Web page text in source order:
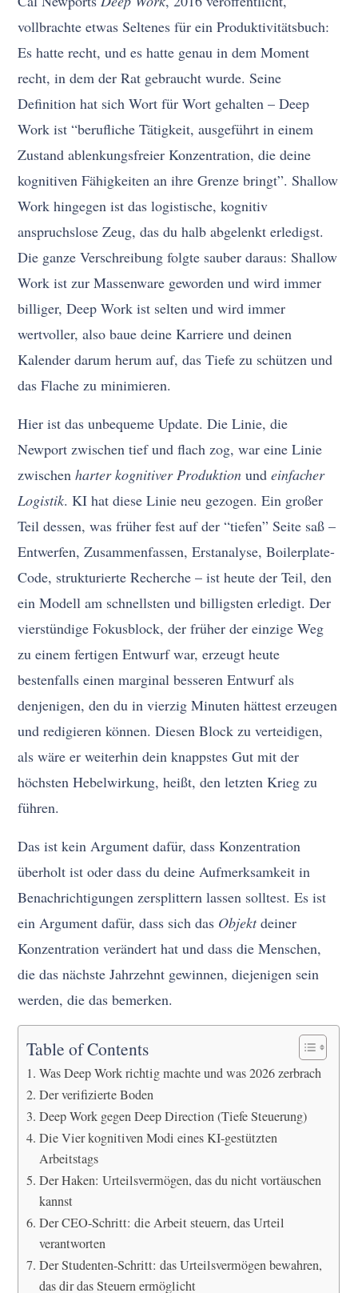
vollbrachte etwas Seltenes für ein Produktivitätsbuch:
Es hatte recht, und es hatte genau in dem Moment
recht, in dem der Rat gebraucht wurde. Seine
Definition hat sich Wort für Wort gehalten – Deep
Work ist “berufliche Tätigkeit, ausgeführt in einem
Zustand ablenkungsfreier Konzentration, die deine
kognitiven Fähigkeiten an ihre Grenze bringt”. Shallow
Work hingegen ist das logistische, kognitiv
anspruchslose Zeug, das du halb abgelenkt erledigst.
Die ganze Verschreibung folgte sauber daraus: Shallow
Work ist zur Massenware geworden und wird immer
billiger, Deep Work ist selten und wird immer
wertvoller, also baue deine Karriere und deinen
Kalender darum herum auf, das Tiefe zu schützen und
das Flache zu minimieren.
Hier ist das unbequeme Update. Die Linie, die
Newport zwischen tief und flach zog, war eine Linie
zwischenharter kognitiver Produktion undeinfacher
Logistik. KI hat diese Linie neu gezogen. Ein großer
Teil dessen, was früher fest auf der “tiefen” Seite saß –
Entwerfen, Zusammenfassen, Erstanalyse, Boilerplate-
Code, strukturierte Recherche – ist heute der Teil, den
ein Modell am schnellsten und billigsten erledigt. Der
vierstündige Fokusblock, der früher der einzige Weg
zu einem fertigen Entwurf war, erzeugt heute
bestenfalls einen marginal besseren Entwurf als
denjenigen, den du in vierzig Minuten hättest erzeugen
und redigieren können. Diesen Block zu verteidigen,
als wäre er weiterhin dein knappstes Gut mit der
höchsten Hebelwirkung, heißt, den letzten Krieg zu
führen.
Das ist kein Argument dafür, dass Konzentration
überholt ist oder dass du deine Aufmerksamkeit in
Benachrichtigungen zersplittern lassen solltest. Es ist
ein Argument dafür, dass sich das Objektdeiner
Konzentration verändert hat und dass die Menschen,
die das nächste Jahrzehnt gewinnen, diejenigen sein
werden, die das bemerken.
Table of Contents
Was Deep Work richtig machte und was 2026 zerbrach
Der verifizierte Boden
Deep Work gegen Deep Direction (Tiefe Steuerung)
Die Vier kognitiven Modi eines KI-gestützten
Arbeitstags
Der Haken: Urteilsvermögen, das du nicht vortäuschen
kannst
Der CEO-Schritt: die Arbeit steuern, das Urteil
verantworten
Der Studenten-Schritt: das Urteilsvermögen bewahren,
das dir das Steuern ermöglicht